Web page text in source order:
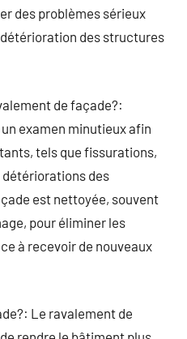
des problèmes sérieux
des structures
de façade?:
examen minutieux afin
tels que fissurations,
des
est nettoyée, souvent
pour éliminer les
à recevoir de nouveaux
Le ravalement de